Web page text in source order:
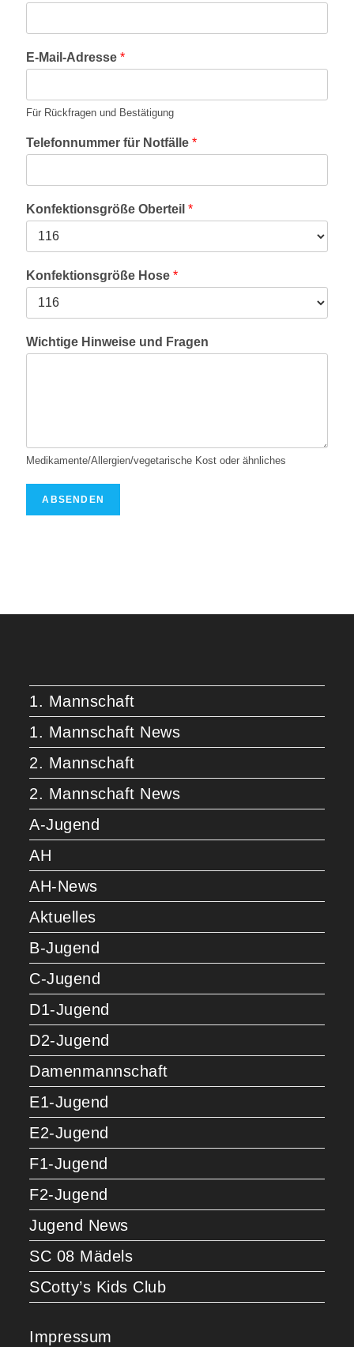
M
l
-
d
r
e
s
e
o
k
t
n
s
E-Mail-Adresse*
Für Rückfragen und Bestätigung
Telefonnummer für Notfälle*
Konfektionsgröße Oberteil*
Konfektionsgröße Hose*
Wichtige Hinweise und Fragen
Medikamente/Allergien/vegetarische Kost oder ähnliches
ABSENDEN
1. Mannschaft
1. Mannschaft News
2. Mannschaft
2. Mannschaft News
A-Jugend
AH
AH-News
Aktuelles
B-Jugend
C-Jugend
D1-Jugend
D2-Jugend
Damenmannschaft
E1-Jugend
E2-Jugend
F1-Jugend
F2-Jugend
Jugend News
SC 08 Mädels
SCotty’s Kids Club
Impressum